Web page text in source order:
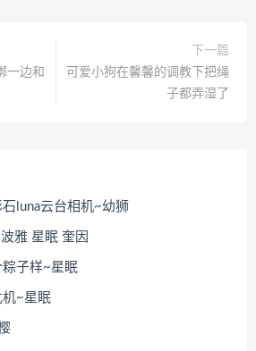
一边和
下一篇
可爱小狗在馨馨的调教下把绳
子都弄湿了
luna云台相机~幼狮
雅 星眠 奎因
子样~星眠
~星眠